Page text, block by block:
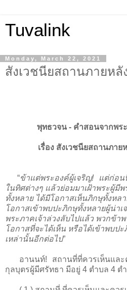
Tuvalink
Monday, March 22, 2021
สังเวชนียสถานภายห
พุทธวจน - คําสอนจากพร
เรื่อง สังเวชนียสถานภา
“ข้าแต่พระองค์ผู้เจริญ! แต่ก่อน
ในทิศต่างๆ แล้วย่อมมาเฝ้าพระผู้มี
ทั้งหลาย ได้มีโอกาสเห็นภิกษุทั้งหล
โอกาสเข้าพบปะภิกษุทั้งหลายผู้น่า
พระภาคเจ้าล่วงลับไปแล้ว พวกข้า
โอกาสที่จะได้เห็น หรือได้เข้าพบป
เหล่านั้นอีกต่อไป”
อานนท์! สถานที่ที่ควรเห็นและ
กุลบุตรผู้มีศรัทธา มีอยู่ 4 ตำบล 4 ต